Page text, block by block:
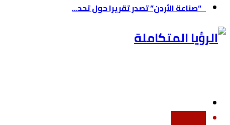
“صناعة الأردن” تصدر تقريرا حول تحد...